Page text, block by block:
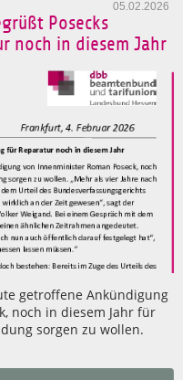
05.02.2026
Posecks
noch in diesem Jahr
getroffene Ankündigung
noch in diesem Jahr für
sorgen zu wollen.